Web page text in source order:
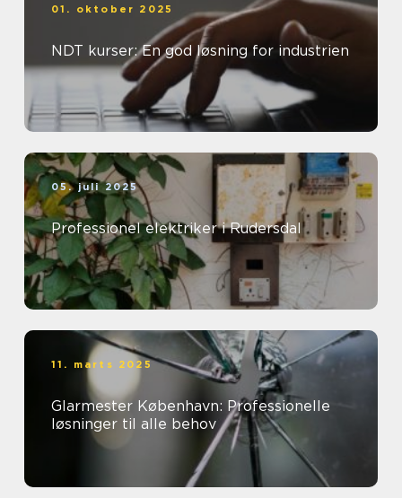
01. oktober 2025
NDT kurser: En god løsning for industrien
05. juli 2025
Professionel elektriker i Rudersdal
11. marts 2025
Glarmester København: Professionelle
løsninger til alle behov